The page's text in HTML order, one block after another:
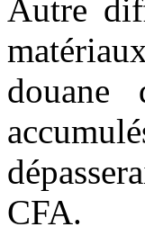
Autre
CFA.